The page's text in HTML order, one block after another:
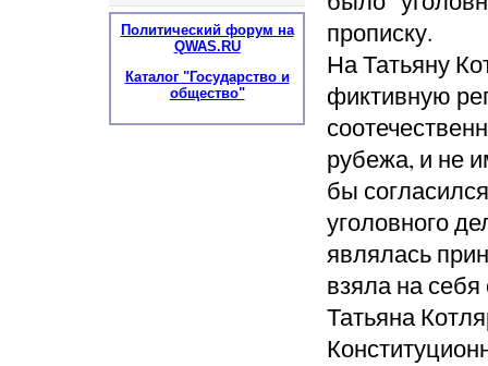
прописку.
На Татьяну
фиктивную
рубежа, и не
бы
уголовного
являлась
взяла на себя
Татьяна
Политический форум на
QWAS.RU
Каталог "Государство и
общество"